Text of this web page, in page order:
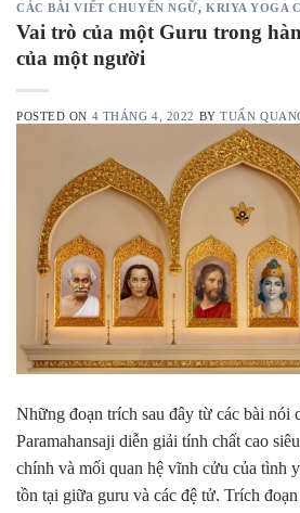
CÁC BÀI VIẾT CHUYỂN NGỮ,KRIYA YOGA
Vai trò của một Guru trong
của một người
POSTED ON 4 THÁNG 4, 2022 BYTUẤN
Những đoạn trích sau đây từ các bài nói
Paramahansaji diễn giải tính chất cao
chính và mối quan hệ vĩnh cửu của tình
tồn tại giữa guru và các đệ tử. Trích